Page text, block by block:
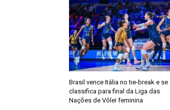
Brasil vence Itália no tie-break e se
classifica para final da Liga das
Nações de Vôlei feminina